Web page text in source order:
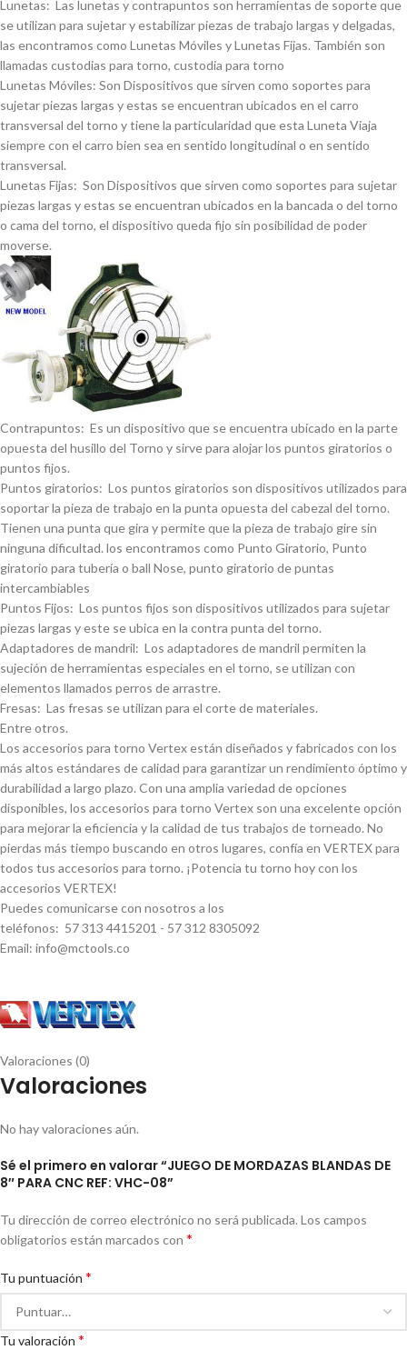
Lunetas: Las lunetas y contrapuntos son herramientas de soporte que
se utilizan para sujetar y estabilizar piezas de trabajo largas y delgadas,
las encontramos como Lunetas Móviles y Lunetas Fijas. También son
llamadas custodias para torno, custodia para torno
Lunetas Móviles: Son Dispositivos que sirven como soportes para
sujetar piezas largas y estas se encuentran ubicados en el carro
transversal del torno y tiene la particularidad que esta Luneta Viaja
siempre con el carro bien sea en sentido longitudinal o en sentido
transversal.
Lunetas Fijas: Son Dispositivos que sirven como soportes para sujetar
piezas largas y estas se encuentran ubicados en la bancada o del torno
o cama del torno, el dispositivo queda fijo sin posibilidad de poder
moverse.
Contrapuntos: Es un dispositivo que se encuentra ubicado en la parte
opuesta del husillo del Torno y sirve para alojar los puntos giratorios o
puntos fijos.
Puntos giratorios: Los puntos giratorios son dispositivos utilizados para
soportar la pieza de trabajo en la punta opuesta del cabezal del torno.
Tienen una punta que gira y permite que la pieza de trabajo gire sin
ninguna dificultad. los encontramos como Punto Giratorio, Punto
giratorio para tuberí­a o ball Nose, punto giratorio de puntas
intercambiables
Puntos Fijos: Los puntos fijos son dispositivos utilizados para sujetar
piezas largas y este se ubica en la contra punta del torno.
Adaptadores de mandril: Los adaptadores de mandril permiten la
sujeción de herramientas especiales en el torno, se utilizan con
elementos llamados perros de arrastre.
Fresas: Las fresas se utilizan para el corte de materiales.
Entre otros.
Los accesorios para torno Vertex están diseñados y fabricados con los
más altos estándares de calidad para garantizar un rendimiento óptimo y
durabilidad a largo plazo. Con una amplia variedad de opciones
disponibles, los accesorios para torno Vertex son una excelente opción
para mejorar la eficiencia y la calidad de tus trabajos de torneado. No
pierdas más tiempo buscando en otros lugares, confí­a en VERTEX para
todos tus accesorios para torno. ¡Potencia tu torno hoy con los
accesorios VERTEX!
Puedes comunicarse con nosotros a los
teléfonos: 57 313 4415201 - 57 312 8305092
Email: info@mctools.co
Valoraciones (0)
Valoraciones
No hay valoraciones aún.
Sé el primero en valorar “JUEGO DE MORDAZAS BLANDAS DE
8″ PARA CNC REF: VHC-08”
Tu dirección de correo electrónico no será publicada. Los campos
obligatorios están marcados con *
Tu puntuación *
Tu valoración *